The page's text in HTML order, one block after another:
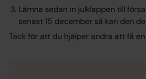
Lämna sedan in julklappen till
senast 15 december så kan den
Tack för att du hjälper andra att få